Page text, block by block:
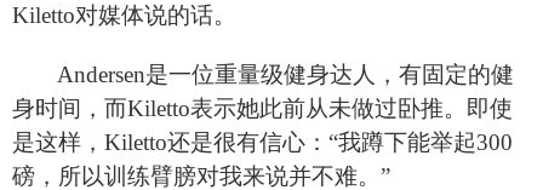
Kiletto对媒体说的话。
Andersen是一位重量级健身达人，有固定的健
身时间，而Kiletto表示她此前从未做过卧推。即使
是这样，Kiletto还是很有信心：“我蹲下能举起300
磅，所以训练臂膀对我来说并不难。”